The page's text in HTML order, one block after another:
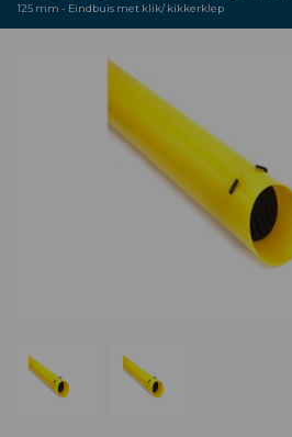
125 mm - Eindbuis met klik/ kikkerklep